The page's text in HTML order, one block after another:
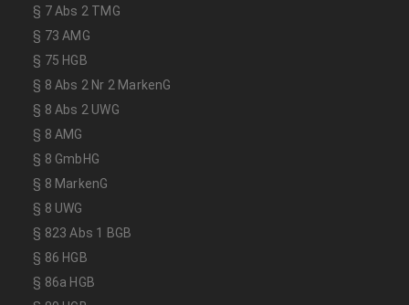
§ 7 Abs 2 TMG
§ 73 AMG
§ 75 HGB
§ 8 Abs 2 Nr 2 MarkenG
§ 8 Abs 2 UWG
§ 8 AMG
§ 8 GmbHG
§ 8 MarkenG
§ 8 UWG
§ 823 Abs 1 BGB
§ 86 HGB
§ 86a HGB